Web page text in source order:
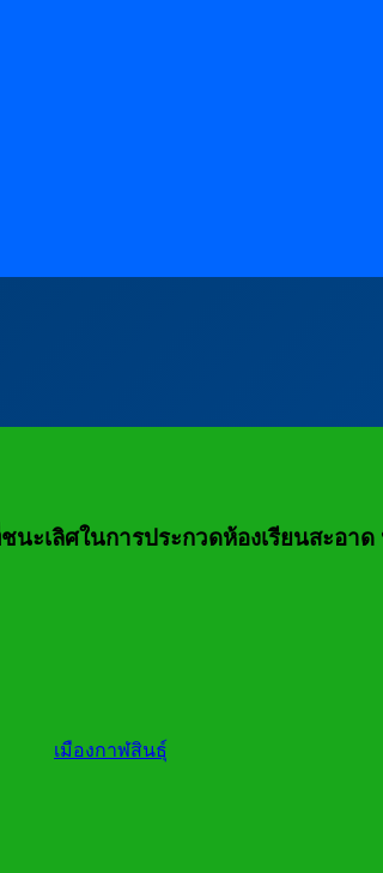
ะเลิศในการประกวดห้องเรียนสะอา
เมืองกาฬสินธุ์